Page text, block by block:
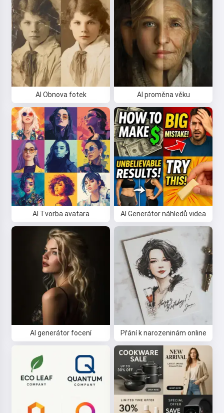
AI Obnova fotek AI proměna věku
AI Tvorba avatara AI Generátor náhledů videa
AI generátor focení Přání k narozeninám online